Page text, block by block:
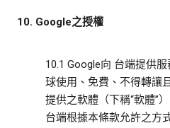
10. Google之授權
10.1 Google向 台端提供
球使用、免費、不得轉讓
提供之軟體（下稱“軟體”
台端根據本條款允許之方